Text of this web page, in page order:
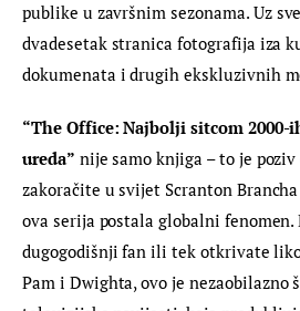
publike u završnim sezonama. Uz
dvadesetak stranica fotografija iza
dokumenata i drugih ekskluzivnih
“The Office: Najbolji sitcom 2000-
ureda” nije samo knjiga – to je poziv
zakoračite u svijet Scranton
ova serija postala globalni fenomen.
dugogodišnji fan ili tek otkrivate
Pam i Dwighta, ovo je nezaobilazno